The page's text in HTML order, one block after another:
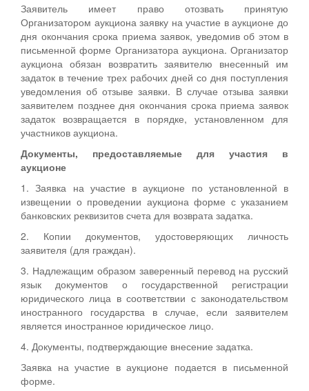
Заявитель имеет право отозвать принятую
Организатором аукциона заявку на участие в аукционе до
дня окончания срока приема заявок, уведомив об этом в
письменной форме Организатора аукциона. Организатор
аукциона обязан возвратить заявителю внесенный им
задаток в течение трех рабочих дней со дня поступления
уведомления об отзыве заявки. В случае отзыва заявки
заявителем позднее дня окончания срока приема заявок
задаток возвращается в порядке, установленном для
участников аукциона.
Документы, предоставляемые для участия в
аукционе
1. Заявка на участие в аукционе по установленной в
извещении о проведении аукциона форме с указанием
банковских реквизитов счета для возврата задатка.
2. Копии документов, удостоверяющих личность
заявителя (для граждан).
3. Надлежащим образом заверенный перевод на русский
язык документов о государственной регистрации
юридического лица в соответствии с законодательством
иностранного государства в случае, если заявителем
является иностранное юридическое лицо.
4. Документы, подтверждающие внесение задатка.
Заявка на участие в аукционе подается в письменной
форме.